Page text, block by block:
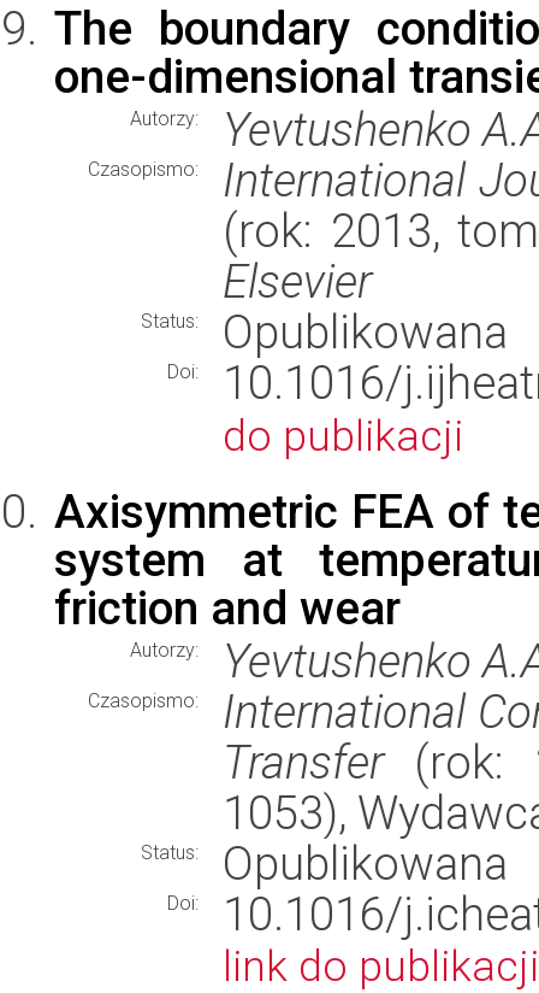
The boundary
one-dimensional
Autorzy: Yevtushenko
Czasopismo:
International
(rok: 2013,
Elsevier
Status: Opublikowana
Doi: 10.1016/
do publikacji
Axisymmetric FEA of
system at
friction and wear
Autorzy: Yevtushenko
Czasopismo:
International
Transfer(rok:
1053),
Status: Opublikowana
Doi: 10.1016/
link do publikacji